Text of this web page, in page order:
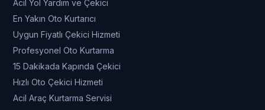
Acil Yol Yardım ve Çekici
En Yakın Oto Kurtarıcı
Uygun Fiyatlı Çekici Hizmeti
Profesyonel Oto Kurtarma
15 Dakikada Kapında Çekici
Hızlı Oto Çekici Hizmeti
Acil Araç Kurtarma Servisi